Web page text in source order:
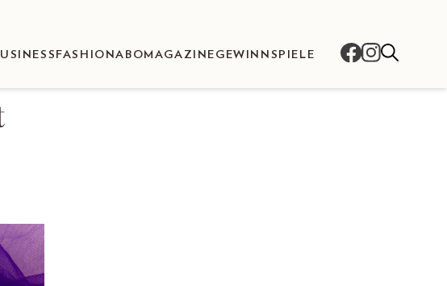
FASHIONABOMAGAZINE GEWINNSPIELE